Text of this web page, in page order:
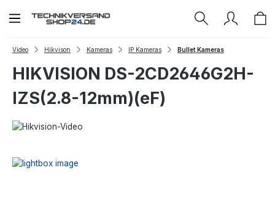
Zum Hauptinhalt springen
Video Hikvison Kameras IP Kameras Bullet Kameras
HIKVISION DS-2CD2646G2H-
IZS(2.8-12mm)(eF)